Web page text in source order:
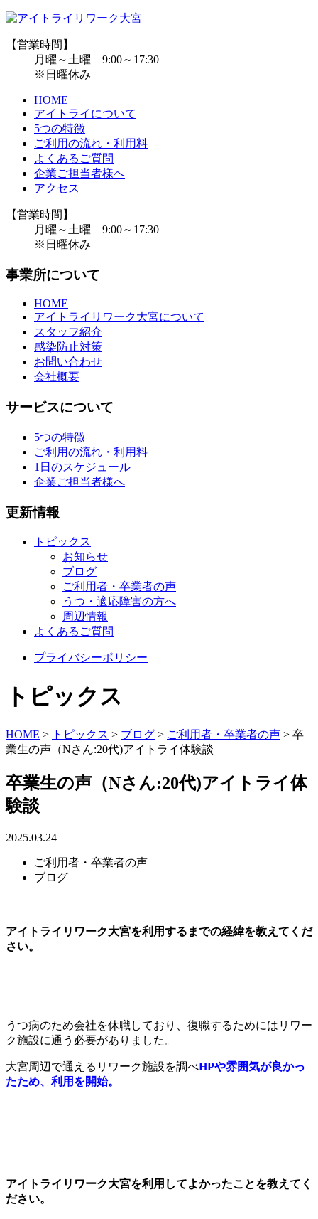
【営業時間】
月曜～土曜 9:00～17:30
※日曜休み
HOME
アイトライについて
5つの特徴
ご利用の流れ・利用料
よくあるご質問
企業ご担当者様へ
アクセス
【営業時間】
月曜～土曜 9:00～17:30
※日曜休み
事業所について
HOME
アイトライリワーク大宮について
スタッフ紹介
感染防止対策
お問い合わせ
会社概要
サービスについて
5つの特徴
ご利用の流れ・利用料
1日のスケジュール
企業ご担当者様へ
更新情報
トピックス
お知らせ
ブログ
ご利用者・卒業者の声
うつ・適応障害の方へ
周辺情報
よくあるご質問
プライバシーポリシー
トピックス
HOME > トピックス > ブログ > ご利用者・卒業者の声 > 卒
業生の声（Nさん:20代)アイトライ体験談
卒業生の声（Nさん:20代)アイトライ体
験談
2025.03.24
ご利用者・卒業者の声
ブログ
アイトライリワーク大宮を利用するまでの経緯を教えてくだ
さい。
うつ病のため会社を休職しており、復職するためにはリワー
ク施設に通う必要がありました。
大宮周辺で通えるリワーク施設を調べHPや雰囲気が良かっ
たため、利用を開始。
アイトライリワーク大宮を利用してよかったことを教えてく
ださい。